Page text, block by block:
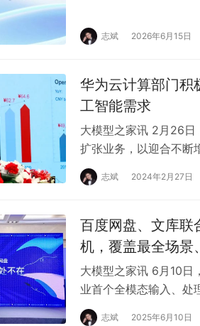
志斌 2026年6月15日
华为云计算部门积
工智能需求
大模型之家讯 2月26日
扩张业务，以迎合不断
的影响。 华为计划于
志斌 2024年2月27日
百度网盘、文库联
机，覆盖最全场景
大模型之家讯 6月10日
业首个全模态输入、处
管一体”的“AI相机”，成
志斌 2025年6月10日